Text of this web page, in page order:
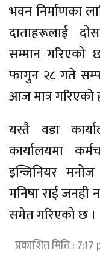
भवन निर्माणका
दाताहरूलाई
सम्मान गरिएको
फागुन २८ गते
आज मात्र गरिएको
यस्तै वडा
कार्यालयमा
इन्जिनियर
मनिषा राई
समेत गरिएको छ ।
प्रकाशित मिति : 7:17